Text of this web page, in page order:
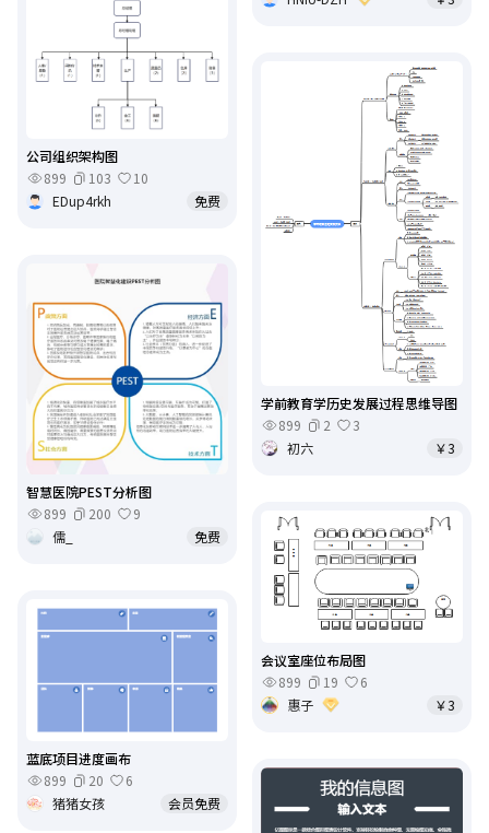
公司组织架构图
899
103
10
EDup4rkh
免费
学前教育学历史发展过程思维导图
899
2
3
初六
￥3
智慧医院PEST分析图
899
200
9
儒_
免费
会议室座位布局图
899
19
6
惠子
￥3
蓝底项目进度画布
899
20
6
猪猪女孩
会员免费